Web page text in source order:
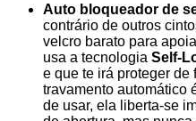
Auto bloqueador de
contrário de outros
velcro barato para
usa a tecnologia Self-
e que te irá proteger de
travamento automático
de usar, ela liberta-se